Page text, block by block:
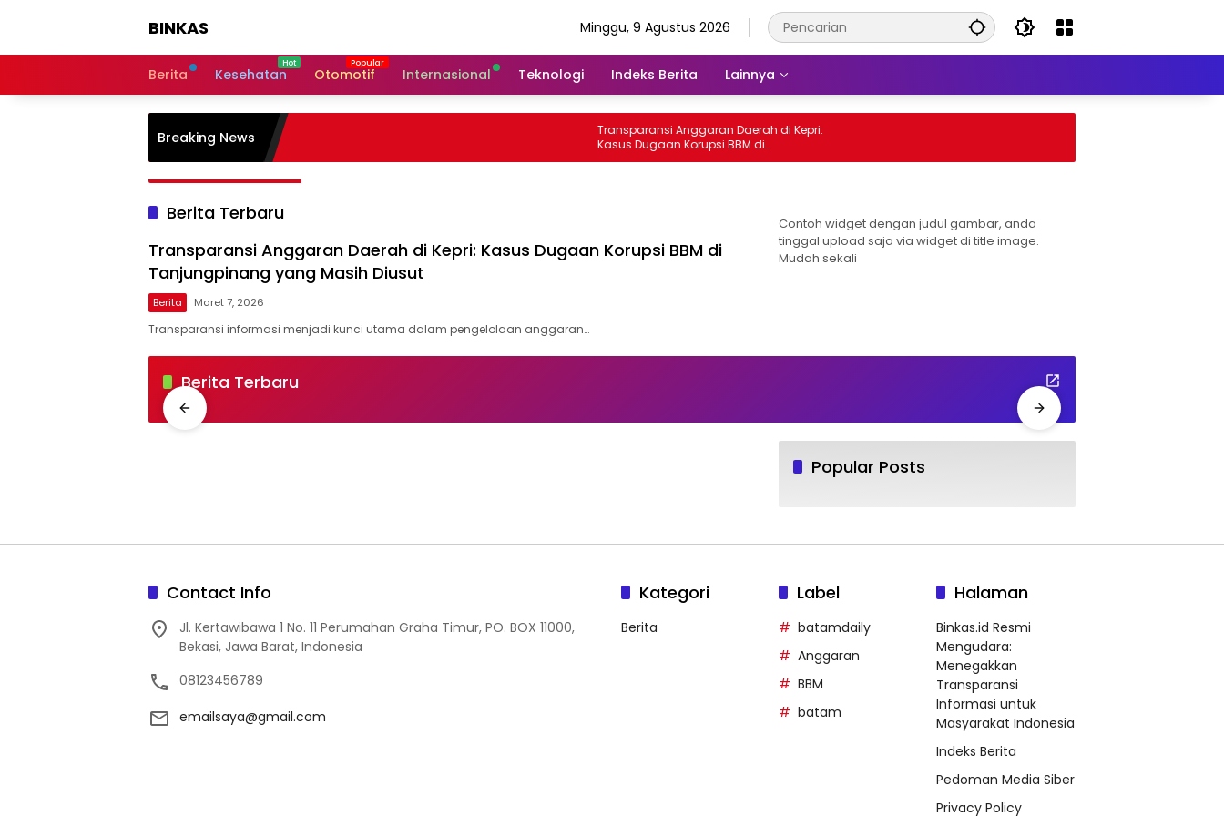
BINKAS
Informasi
Minggu, 9 Agustus 2026
Berita Kesehatan Otomotif Internasional Teknologi Indeks Berita Lainnya
Breaking News
Transparansi Anggaran Daerah di Kepri:
Kasus Dugaan Korupsi BBM di
Tanjungpinang yang Masih Diusut
Berita Terbaru
Transparansi Anggaran Daerah di Kepri: Kasus Dugaan Korupsi BBM di
Tanjungpinang yang Masih Diusut
Berita Maret 7, 2026
Transparansi informasi menjadi kunci utama dalam pengelolaan anggaran…
BINKAS
Contoh widget dengan judul gambar, anda
tinggal upload saja via widget di title image.
Mudah sekali
Berita Terbaru
Popular Posts
Contact Info
Jl. Kertawibawa 1 No. 11 Perumahan Graha Timur, PO. BOX 11000,
Bekasi, Jawa Barat, Indonesia
08123456789
emailsaya@gmail.com
Kategori
Berita
Label
batamdaily
Anggaran
BBM
batam
Halaman
Binkas.id Resmi
Mengudara:
Menegakkan
Transparansi
Informasi untuk
Masyarakat Indonesia
Indeks Berita
Pedoman Media Siber
Privacy Policy